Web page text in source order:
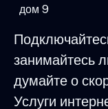
дом 9
занимайтесь
думайте о
Услуги